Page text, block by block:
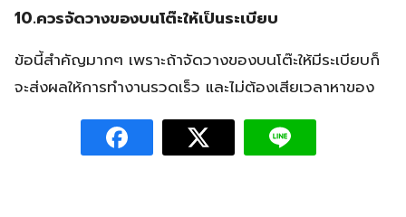
10.ควรจัดวางของบนโต๊ะให้เป็นระเบียบ
ข้อนี้สำคัญมากๆ เพราะถ้าจัดวางของบนโต๊ะให้มีระเบียบก็
จะส่งผลให้การทำงานรวดเร็ว และไม่ต้องเสียเวลาหาของ